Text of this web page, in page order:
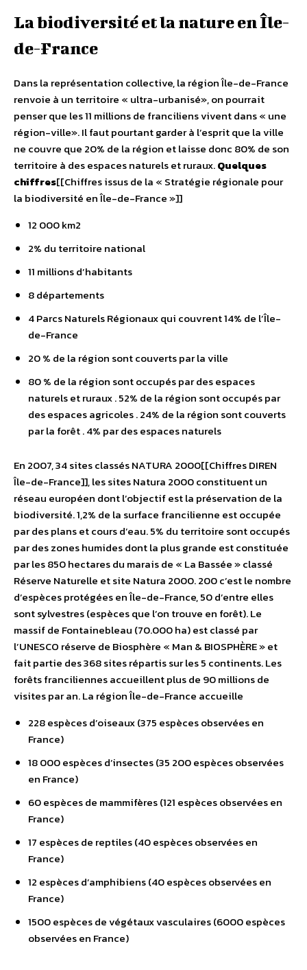
La biodiversité et la nature en Île-
de-France
Dans la représentation collective, la région Île-de-France
renvoie à un territoire « ultra-urbanisé», on pourrait
penser que les 11 millions de franciliens vivent dans « une
région-ville». Il faut pourtant garder à l’esprit que la ville
ne couvre que 20% de la région et laisse donc 80% de son
territoire à des espaces naturels et ruraux.Quelques
chiffres[[Chiffres issus de la « Stratégie régionale pour
la biodiversité en Île-de-France »]]
12 000 km2
2% du territoire national
11 millions d’habitants
8 départements
4 Parcs Naturels Régionaux qui couvrent 14% de l’Île-
de-France
20 % de la région sont couverts par la ville
80 % de la région sont occupés par des espaces
naturels et ruraux . 52% de la région sont occupés par
des espaces agricoles . 24% de la région sont couverts
par la forêt . 4% par des espaces naturels
En 2007, 34 sites classés NATURA 2000[[Chiffres DIREN
Île-de-France]], les sites Natura 2000 constituent un
réseau européen dont l’objectif est la préservation de la
biodiversité. 1,2% de la surface francilienne est occupée
par des plans et cours d’eau. 5% du territoire sont occupés
par des zones humides dont la plus grande est constituée
par les 850 hectares du marais de « La Bassée » classé
Réserve Naturelle et site Natura 2000. 200 c’est le nombre
d’espèces protégées en Île-de-France, 50 d’entre elles
sont sylvestres (espèces que l’on trouve en forêt). Le
massif de Fontainebleau (70.000 ha) est classé par
l’UNESCO réserve de Biosphère « Man & BIOSPHÈRE » et
fait partie des 368 sites répartis sur les 5 continents. Les
forêts franciliennes accueillent plus de 90 millions de
visites par an. La région Île-de-France accueille
228 espèces d’oiseaux (375 espèces observées en
France)
18 000 espèces d’insectes (35 200 espèces observées
en France)
60 espèces de mammifères (121 espèces observées en
France)
17 espèces de reptiles (40 espèces observées en
France)
12 espèces d’amphibiens (40 espèces observées en
France)
1500 espèces de végétaux vasculaires (6000 espèces
observées en France)